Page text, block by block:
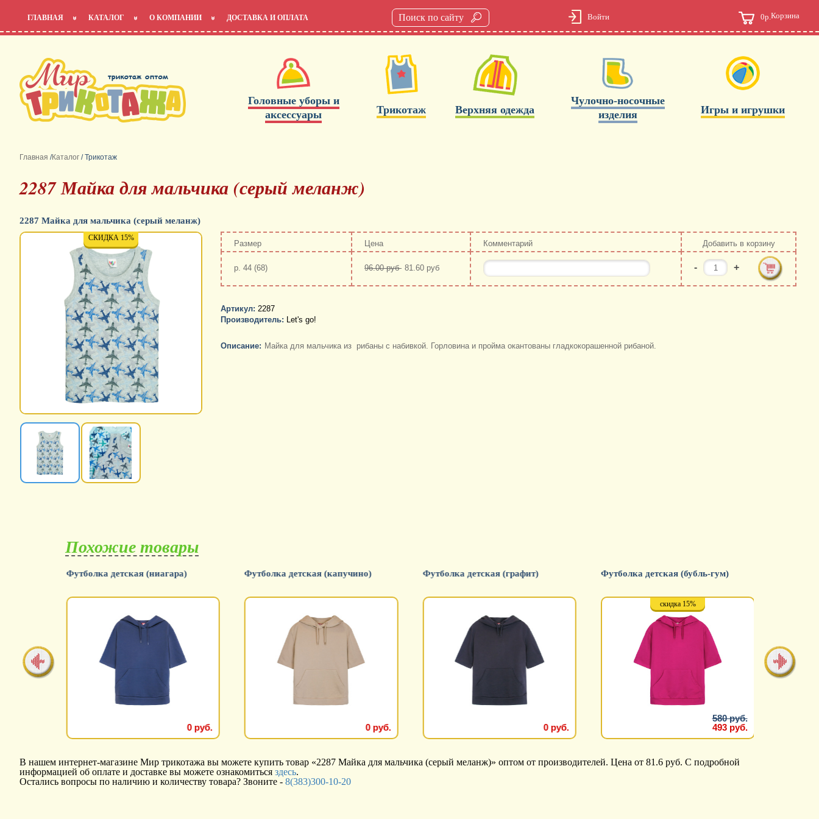
ГЛАВНАЯ КАТАЛОГ О КОМПАНИИ ДОСТАВКА И ОПЛАТА Войти Корзина
0р.
Головные уборы и
аксессуары
Трикотаж Верхняя одежда
Чулочно-носочные
изделия
Игры и игрушки
Главная /Каталог /Трикотаж
2287 Майка для мальчика (серый меланж)
2287 Майка для мальчика (серый меланж)
СКИДКА 15%
Размер Цена Комментарий Добавить в корзину
р. 44 (68) 96.00 руб 81.60 руб - +
Артикул: 2287
Производитель: Let's go!
Описание: Майка для мальчика из рибаны с набивкой. Горловина и пройма окантованы гладкокорашенной рибаной.
Похожие товары
Футболка детская (ниагара)
0 руб.
Футболка детская (капучино)
0 руб.
Футболка детская (графит)
0 руб.
Футболка детская (бубль-гум)
скидка 15%
580 руб.
493 руб.
В нашем интернет-магазине Мир трикотажа вы можете купить товар «2287 Майка для мальчика (серый меланж)» оптом от производителей. Цена от 81.6 руб. С подробной
информацией об оплате и доставке вы можете ознакомиться здесь.
Остались вопросы по наличию и количеству товара? Звоните - 8(383)300-10-20